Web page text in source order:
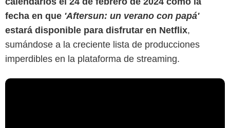
fecha en que 'Aftersun: un verano con papá'
estará disponible para disfrutar en Netflix,
sumándose a la creciente lista de producciones
imperdibles en la plataforma de streaming.